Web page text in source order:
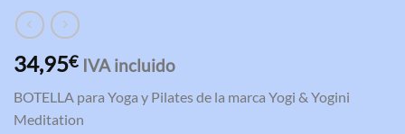
34,95€ IVA incluido
BOTELLA para Yoga y Pilates de la marca Yogi & Yogini
Meditation